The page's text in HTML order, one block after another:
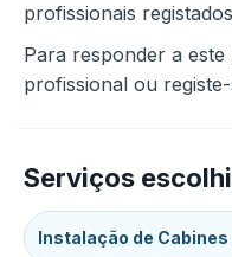
profissionais
Para responder a
profissional ou
Serviços
Instalação de Cabines